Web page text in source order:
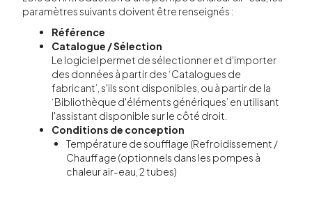
paramètres suivants doivent être renseignés :
Référence
Catalogue / Sélection
Le logiciel permet de sélectionner et d'importer
des données à partir des ‘Catalogues de
fabricant’, s'ils sont disponibles, ou à partir de la
‘Bibliothèque d'éléments génériques’ en utilisant
l'assistant disponible sur le côté droit.
Conditions de conception
Température de soufflage (Refroidissement /
Chauffage (optionnels dans les pompes à
chaleur air-eau, 2 tubes)